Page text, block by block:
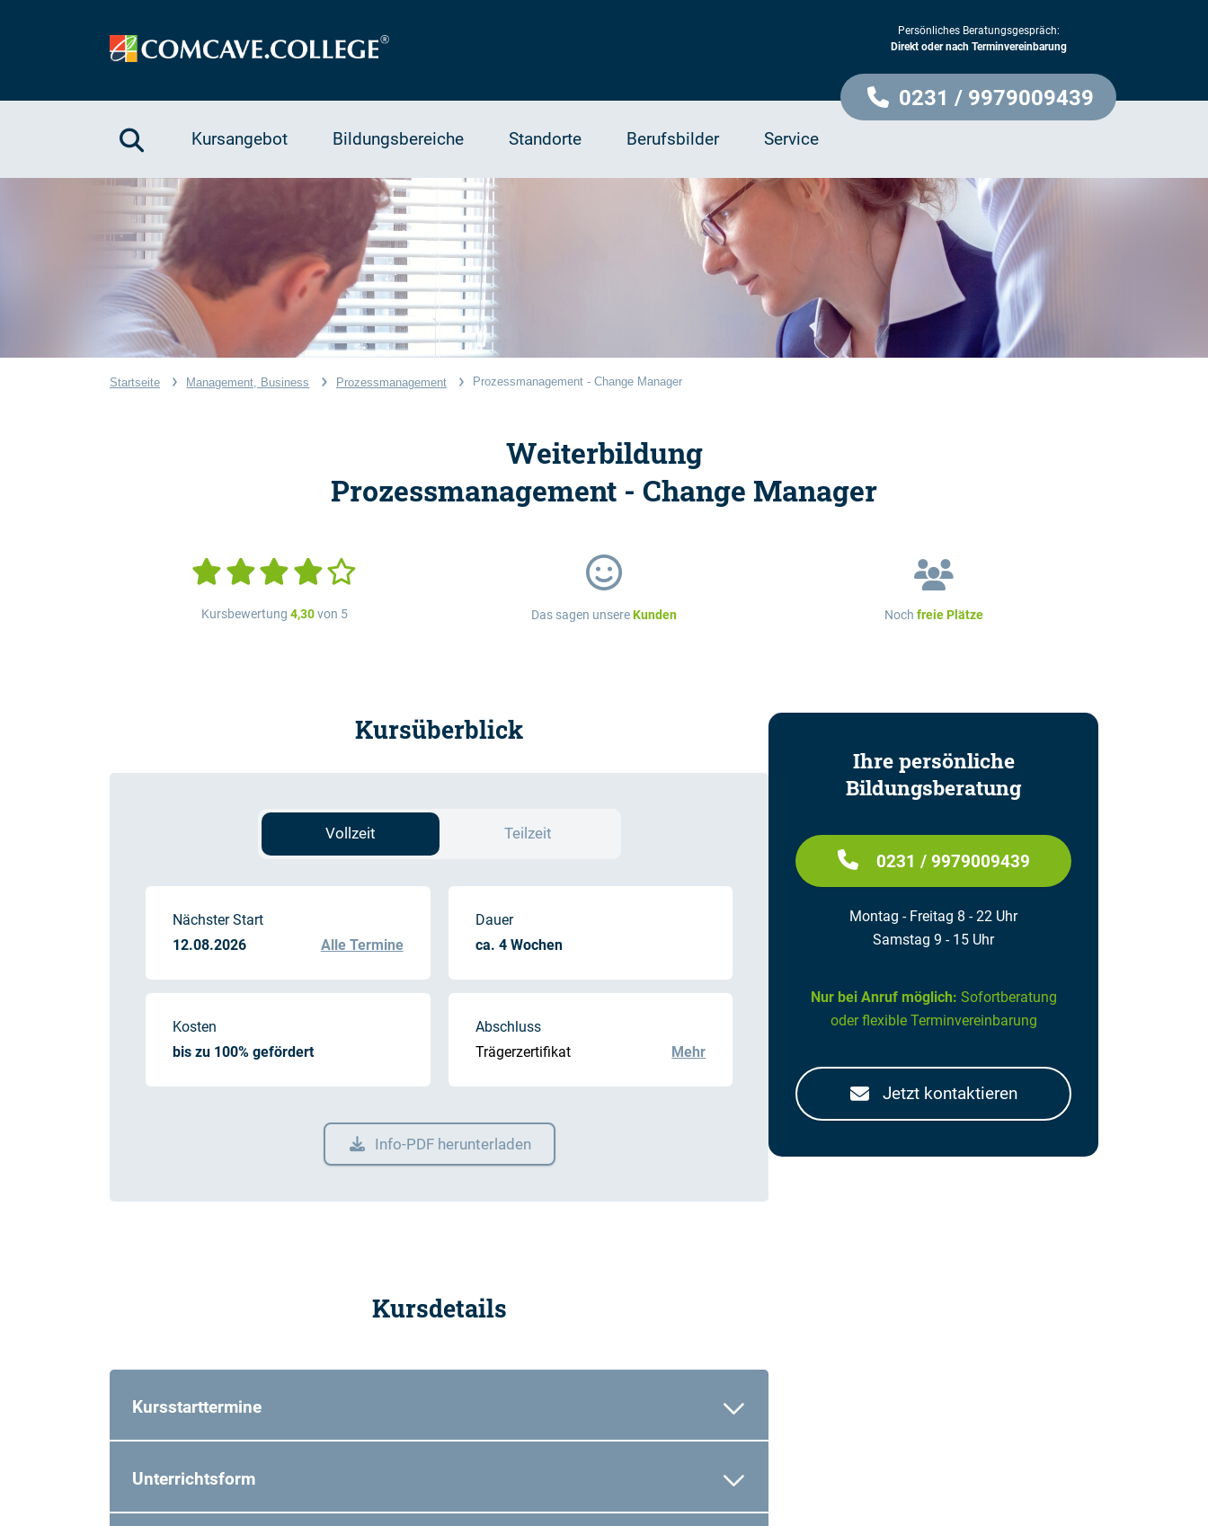
Persönliches Beratungsgespräch:
Direkt oder nach Terminvereinbarung
0231 / 9979009439
Kursangebot Bildungsbereiche Standorte Berufsbilder Service
Startseite Management, Business Prozessmanagement Prozessmanagement - Change Manager
Weiterbildung
Prozessmanagement - Change Manager
Kursbewertung 4,30von 5 Das sagen unsereKunden Noch freie Plätze
Kursüberblick
Vollzeit Teilzeit
Nächster Start
12.08.2026
Alle Termine
Dauer
ca. 4 Wochen
Kosten
bis zu 100% gefördert
Abschluss
Trägerzertifikat
Mehr
Info-PDF herunterladen
Kursdetails
Kursstarttermine
Unterrichtsform
Ihre persönliche
Bildungsberatung
0231 / 9979009439
Montag - Freitag 8 - 22 Uhr
Samstag 9 - 15 Uhr
Nur bei Anruf möglich: Sofortberatung
oder flexible Terminvereinbarung
Jetzt kontaktieren